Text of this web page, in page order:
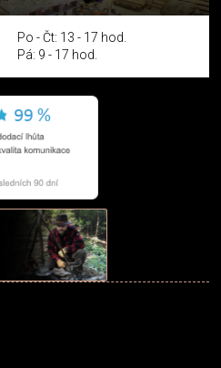
Po - Čt: 13 - 17 hod.
Pá: 9 - 17 hod.